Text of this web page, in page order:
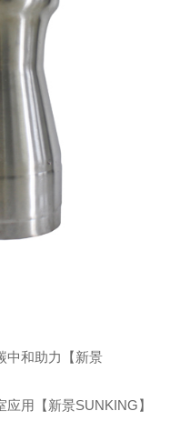
中和助力【新景
用【新景SUNKING】